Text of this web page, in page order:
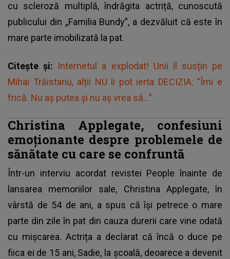
cu scleroză multiplă, îndrăgita actriță, cunoscută
publicului din „Familia Bundy”, a dezvăluit că este în
mare parte imobilizată la pat.
Citește și: Internetul a explodat! Unii îl susțin pe
Mihai Trăistariu, alții NU îi pot ierta DECIZIA: "Îmi e
frică. Nu aș putea și nu aș vrea să..."
Christina Applegate, confesiuni
emoționante despre problemele de
sănătate cu care se confruntă
Într-un interviu acordat revistei People înainte de
lansarea memoriilor sale, Christina Applegate, în
vârstă de 54 de ani, a spus că îşi petrece o mare
parte din zile în pat din cauza durerii care vine odată
cu mişcarea. Actrița a declarat că încă o duce pe
fiica ei de 15 ani, Sadie, la şcoală, deoarece a devenit